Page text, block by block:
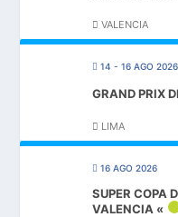
VALENCIA
14 - 16 AGO 2026
GRAND PRIX
LIMA
16 AGO 2026
SUPER COPA
VALENCIA «